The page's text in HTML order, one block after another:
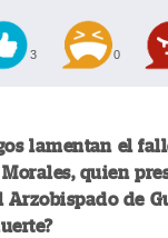
3 0
lamentan el
quien
de